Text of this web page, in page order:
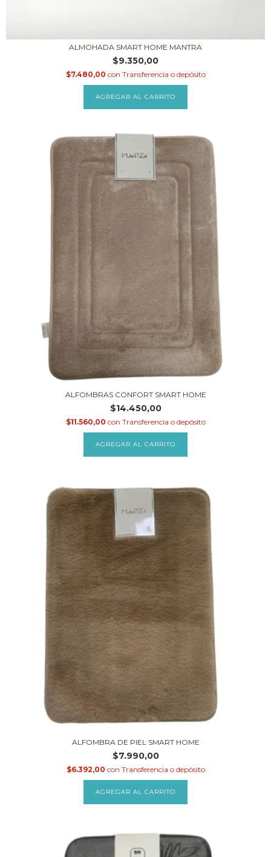
ALMOHADA SMART HOME MANTRA
$9.350,00
$7.480,00 con Transferencia o depósito
ALFOMBRAS CONFORT SMART HOME
$14.450,00
$11.560,00 con Transferencia o depósito
AGREGAR AL CARRITO
ALFOMBRA DE PIEL SMART HOME
$7.990,00
$6.392,00 con Transferencia o depósito
AGREGAR AL CARRITO